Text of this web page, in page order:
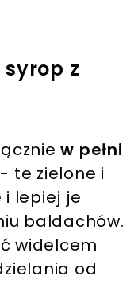
syrop z
w pełni
- te zielone i
i lepiej je
baldachów.
widelcem
od